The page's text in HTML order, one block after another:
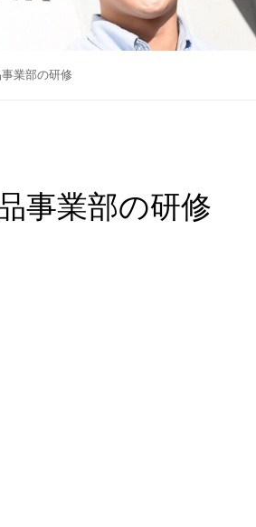
業部の研修
事業部の研修